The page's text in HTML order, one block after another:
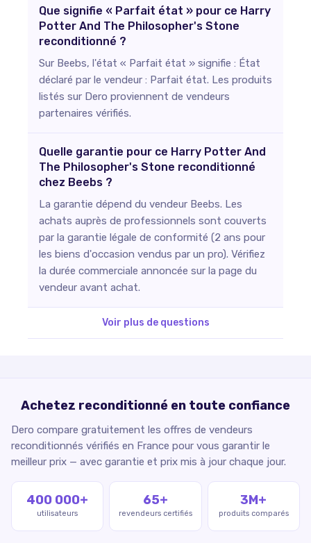
Que signifie « Parfait état » pour ce Harry
Potter And The Philosopher's Stone
reconditionné ?
Sur Beebs, l'état « Parfait état » signifie : État
déclaré par le vendeur : Parfait état. Les produits
listés sur Dero proviennent de vendeurs
partenaires vérifiés.
Quelle garantie pour ce Harry Potter And
The Philosopher's Stone reconditionné
chez Beebs ?
La garantie dépend du vendeur Beebs. Les
achats auprès de professionnels sont couverts
par la garantie légale de conformité (2 ans pour
les biens d'occasion vendus par un pro). Vérifiez
la durée commerciale annoncée sur la page du
vendeur avant achat.
Voir plus de questions
Achetez reconditionné en toute confiance
Dero compare gratuitement les offres de vendeurs
reconditionnés vérifiés en France pour vous garantir le
meilleur prix — avec garantie et prix mis à jour chaque jour.
400 000+
utilisateurs
65+
revendeurs certifiés
3M+
produits comparés